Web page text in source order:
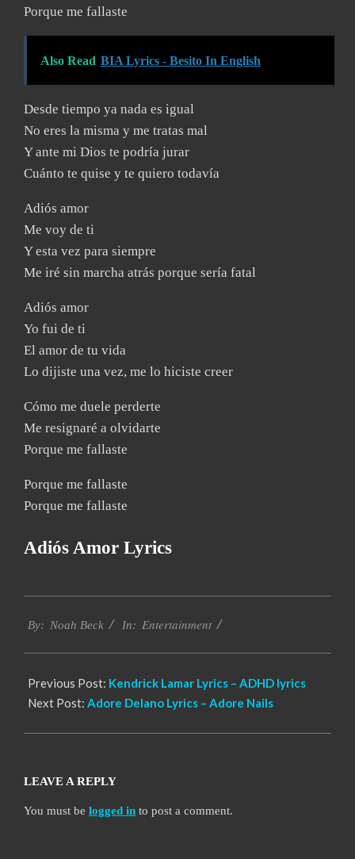
Porque me fallaste
Also Read BIA Lyrics - Besito In English
Desde tiempo ya nada es igual
No eres la misma y me tratas mal
Y ante mi Dios te podría jurar
Cuánto te quise y te quiero todavía
Adiós amor
Me voy de ti
Y esta vez para siempre
Me iré sin marcha atrás porque sería fatal
Adiós amor
Yo fui de ti
El amor de tu vida
Lo dijiste una vez, me lo hiciste creer
Cómo me duele perderte
Me resignaré a olvidarte
Porque me fallaste
Porque me fallaste
Porque me fallaste
Adiós Amor Lyrics
11-
By: Noah Beck In: Entertainment
Previous Post: Kendrick Lamar Lyrics – ADHD lyrics
Next Post: Adore Delano Lyrics – Adore Nails
LEAVE A REPLY
You must be logged in to post a comment.